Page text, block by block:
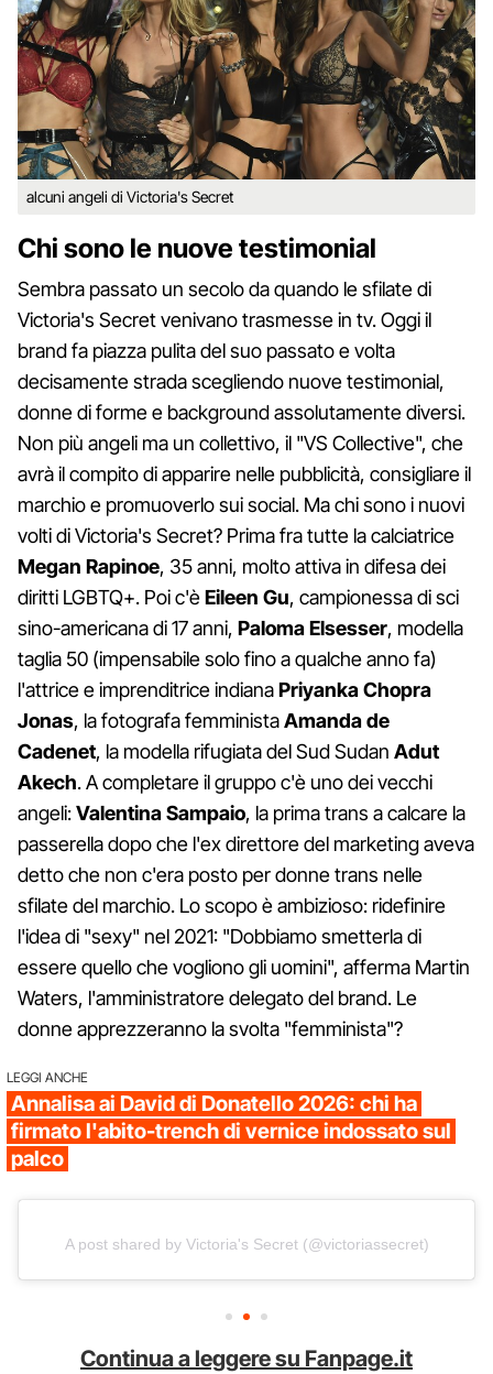
alcuni angeli di Victoria's Secret
Chi sono le nuove testimonial
Sembra passato un secolo da quando le sfilate di
Victoria's Secret venivano trasmesse in tv. Oggi il
brand fa piazza pulita del suo passato e volta
decisamente strada scegliendo nuove testimonial,
donne di forme e background assolutamente diversi.
Non più angeli ma un collettivo, il "VS Collective", che
avrà il compito di apparire nelle pubblicità, consigliare il
marchio e promuoverlo sui social. Ma chi sono i nuovi
volti di Victoria's Secret? Prima fra tutte la calciatrice
Megan Rapinoe, 35 anni, molto attiva in difesa dei
diritti LGBTQ+. Poi c'èEileen Gu, campionessa di sci
sino-americana di 17 anni, Paloma Elsesser, modella
taglia 50 (impensabile solo fino a qualche anno fa)
l'attrice e imprenditrice indianaPriyanka Chopra
Jonas, la fotografa femministaAmanda de
Cadenet, la modella rifugiata del Sud Sudan Adut
Akech. A completare il gruppo c'è uno dei vecchi
angeli:Valentina Sampaio, la prima trans a calcare la
passerella dopo che l'ex direttore del marketing aveva
detto che non c'era posto per donne trans nelle
sfilate del marchio. Lo scopo è ambizioso: ridefinire
l'idea di "sexy" nel 2021: "Dobbiamo smetterla di
essere quello che vogliono gli uomini", afferma Martin
Waters, l'amministratore delegato del brand. Le
donne apprezzeranno la svolta "femminista"?
LEGGI ANCHE
Annalisa ai David di Donatello 2026: chi ha
firmato l'abito-trench di vernice indossato sul
palco
A post shared by Victoria's Secret (@victoriassecret)
Continua a leggere su Fanpage.it